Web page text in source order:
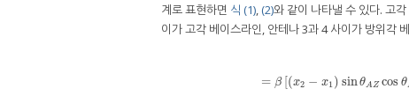
계로 표현하면 식 (1),(2)와 같이 나타낼 수 있다. 고각
이가 고각 베이스라인, 안테나 3과 4 사이가 방위각
= β [(x2 − x1) sinθAZ cos θ